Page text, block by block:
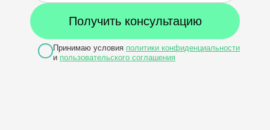
Принимаю условия политики конфиденциальности
и пользовательского соглашения